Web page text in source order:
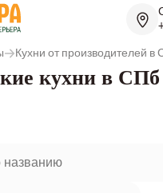
Кухни от производителей в
кухни в СПб